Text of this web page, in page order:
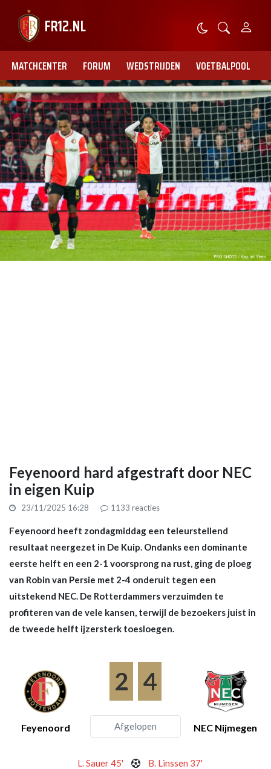
MATCHCENTER FORUM WEDSTRIJDEN VOETBALPOOL
Feyenoord hard afgestraft door NEC
in eigen Kuip
23/11/2025 16:28 1133 reacties
Feyenoord heeft zondagmiddag een teleurstellend
resultaat neergezet in De Kuip. Ondanks een dominante
eerste helft en een 2-1 voorsprong na rust, ging de ploeg
van Robin van Persie met 2-4 onderuit tegen een
uitstekend NEC. De Rotterdammers verzuimden te
profiteren van de vele kansen, terwijl de bezoekers juist in
de tweede helft ijzersterk toesloegen.
Feyenoord
2 4
Afgelopen NEC Nijmegen
L. Sauer 45'
B. Linssen 37'